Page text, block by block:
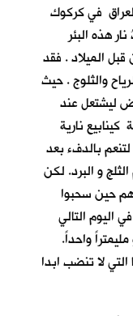
في كركوك
1927. لم تخبُ نار هذه البئر
الميلاد . فقد
والثلوج . حيث
ليشتعل عند
نارية
بالدفء بعد
و البرد. لكن
حين سحبوا
اليوم التالي
واحداً.
لا تنضب ابدا